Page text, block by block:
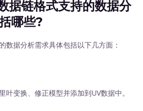
链格式支持的数据分
哪些?
据分析需求具体包括以下几方面：
变换、修正模型并添加到UV数据中。